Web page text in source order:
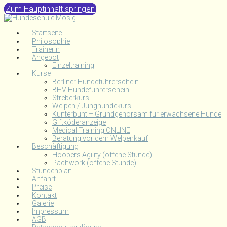
Zum Hauptinhalt springen
Startseite
Philosophie
Trainerin
Angebot
Einzeltraining
Kurse
Berliner Hundeführerschein
BHV Hundeführerschein
Streberkurs
Welpen / Junghundekurs
Kunterbunt – Grundgehorsam für erwachsene Hunde
Giftköderanzeige
Medical Training ONLINE
Beratung vor dem Welpenkauf
Beschäftigung
Hoopers Agility (offene Stunde)
Pachwork (offene Stunde)
Stundenplan
Anfahrt
Preise
Kontakt
Galerie
Impressum
AGB